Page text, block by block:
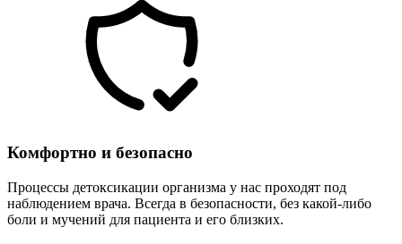
Комфортно и безопасно
Процессы детоксикации организма у нас проходят под
наблюдением врача. Всегда в безопасности, без какой-либо
боли и мучений для пациента и его близких.